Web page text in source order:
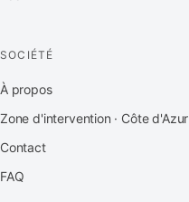
SOCIÉTÉ
À propos
Zone d'intervention · Côte d'Azur
Contact
FAQ